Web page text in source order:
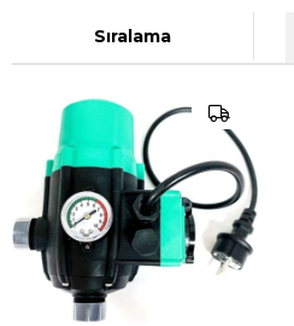
Sıralama